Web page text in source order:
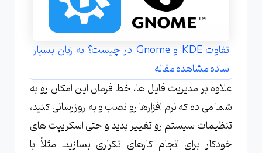
تفاوت KDE و Gnome در چیست؟ به زبان بسیار
ساده مشاهده مقاله
علاوه بر مدیریت فایل ها، خط فرمان این امکان رو به
شما می ده که نرم افزارها رو نصب و به روزرسانی کنید،
تنظیمات سیستم رو تغییر بدید و حتی اسکریپت های
خودکار برای انجام کارهای تکراری بسازید. مثلاً با